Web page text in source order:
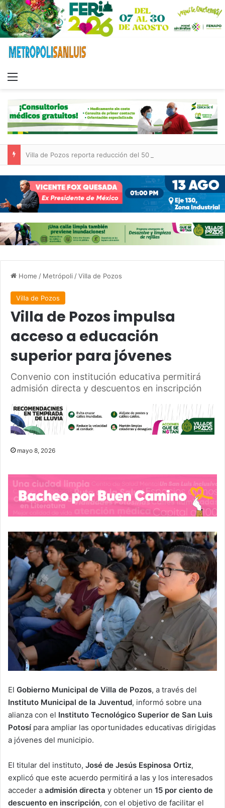
Home / Metrópoli /Villa de Pozos
Villa de Pozos
Villa de Pozos impulsa
acceso a educación
superior para jóvenes
Convenio con institución educativa permitirá
admisión directa y descuentos en inscripción
mayo 8, 2026
El Gobierno Municipal de Villa de Pozos, a través del
Instituto Municipal de la Juventud, informó sobre una
alianza con el Instituto Tecnológico Superior de San Luis
Potosí para ampliar las oportunidades educativas dirigidas
a jóvenes del municipio.
El titular del instituto, José de Jesús Espinosa Ortiz,
explicó que este acuerdo permitirá a las y los interesados
acceder a admisión directa y obtener un 15 por ciento de
descuento en inscripción, con el objetivo de facilitar el